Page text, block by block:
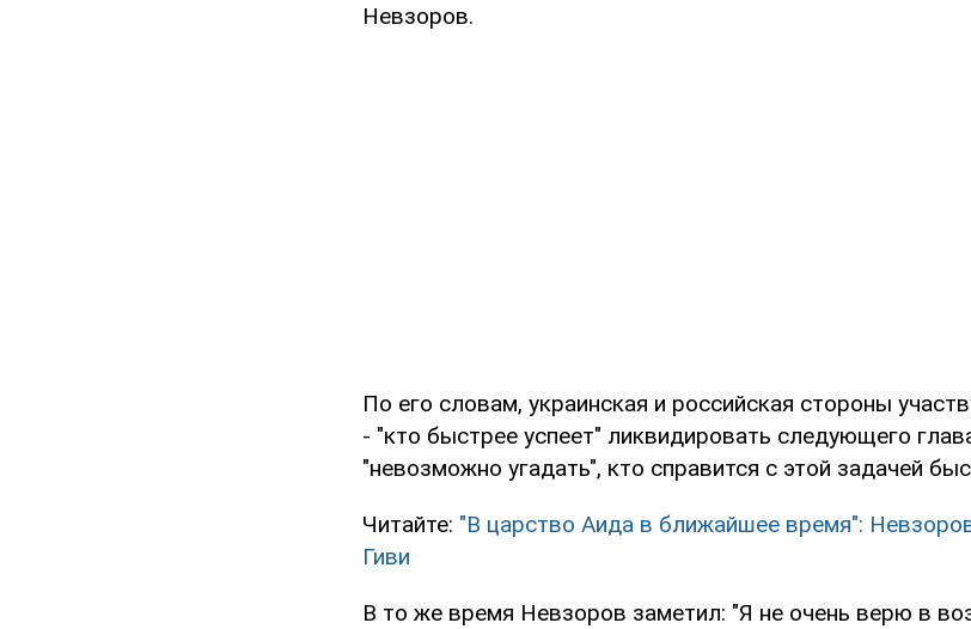
Невзоров.
По его словам, украинская и российская стороны
- "кто быстрее успеет" ликвидировать следующего
"невозможно угадать", кто справится с этой задачей
Читайте: "В царство Аида в ближайшее время":
Гиви
В то же время Невзоров заметил: "Я не очень верю в